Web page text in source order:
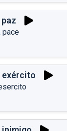
paz
pace
exército